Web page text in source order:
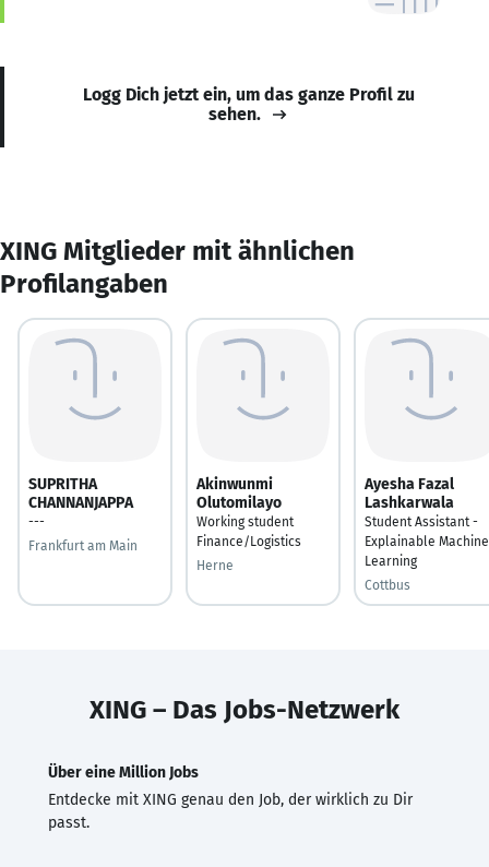
Logg Dich jetzt ein, um das ganze Profil zu
sehen.
XING Mitglieder mit ähnlichen
Profilangaben
SUPRITHA
CHANNANJAPPA
---
Frankfurt am Main
Akinwunmi
Olutomilayo
Working student
Finance/Logistics
Herne
Ayesha Fazal
Lashkarwala
Student Assistant -
Explainable Machine
Learning
Cottbus
XING – Das Jobs-Netzwerk
Über eine Million Jobs
Entdecke mit XING genau den Job, der wirklich zu Dir
passt.